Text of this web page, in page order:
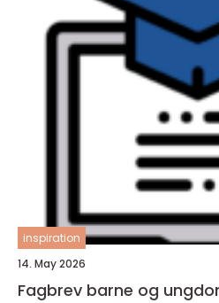
inspiration
14. May 2026
Fagbrev barne og